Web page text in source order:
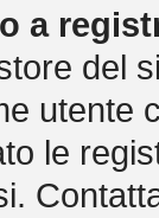
a
del
utente
le